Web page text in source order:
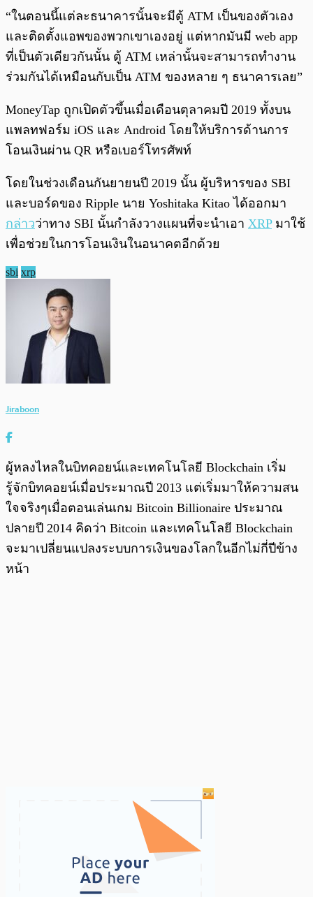
“ในตอนนี้แต่ละธนาคารนั้นจะมีตู้ ATM เป็นของตัวเอง
และติดตั้งแอพของพวกเขาเองอยู่ แต่หากมันมี web app
ที่เป็นตัวเดียวกันนั้น ตู้ ATM เหล่านั้นจะสามารถทำงาน
ร่วมกันได้เหมือนกับเป็น ATM ของหลาย ๆ ธนาคารเลย”
MoneyTap ถูกเปิดตัวขึ้นเมื่อเดือนตุลาคมปี 2019 ทั้งบน
แพลทฟอร์ม iOS และ Android โดยให้บริการด้านการ
โอนเงินผ่าน QR หรือเบอร์โทรศัพท์
โดยในช่วงเดือนกันยายนปี 2019 นั้น ผู้บริหารของ SBI
และบอร์ดของ Ripple นาย Yoshitaka Kitao ได้ออกมา
กล่าวว่าทาง SBI นั้นกำลังวางแผนที่จะนำเอา XRPมาใช้
เพื่อช่วยในการโอนเงินในอนาคตอีกด้วย
sbi xrp
Jiraboon
ผู้หลงไหลในบิทคอยน์และเทคโนโลยี Blockchain เริ่ม
รู้จักบิทคอยน์เมื่อประมาณปี 2013 แต่เริ่มมาให้ความสน
ใจจริงๆเมื่อตอนเล่นเกม Bitcoin Billionaire ประมาณ
ปลายปี 2014 คิดว่า Bitcoin และเทคโนโลยี Blockchain
จะมาเปลี่ยนแปลงระบบการเงินของโลกในอีกไม่กี่ปีข้าง
หน้า